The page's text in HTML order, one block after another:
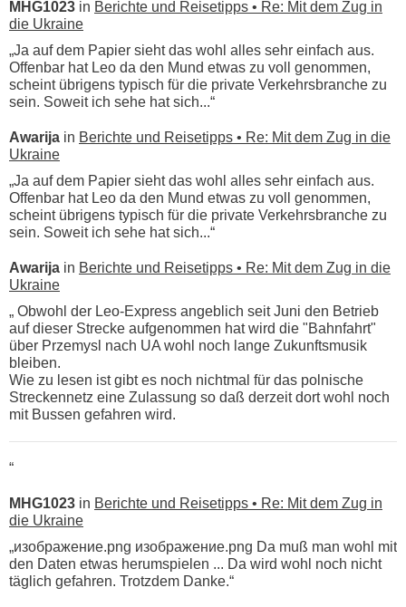
MHG1023 in Berichte und Reisetipps • Re: Mit dem Zug in
die Ukraine
„Ja auf dem Papier sieht das wohl alles sehr einfach aus.
Offenbar hat Leo da den Mund etwas zu voll genommen,
scheint übrigens typisch für die private Verkehrsbranche zu
sein. Soweit ich sehe hat sich...“
Awarija in Berichte und Reisetipps • Re: Mit dem Zug in die
Ukraine
„Ja auf dem Papier sieht das wohl alles sehr einfach aus.
Offenbar hat Leo da den Mund etwas zu voll genommen,
scheint übrigens typisch für die private Verkehrsbranche zu
sein. Soweit ich sehe hat sich...“
Awarija in Berichte und Reisetipps • Re: Mit dem Zug in die
Ukraine
„ Obwohl der Leo-Express angeblich seit Juni den Betrieb
auf dieser Strecke aufgenommen hat wird die "Bahnfahrt"
über Przemysl nach UA wohl noch lange Zukunftsmusik
bleiben.
Wie zu lesen ist gibt es noch nichtmal für das polnische
Streckennetz eine Zulassung so daß derzeit dort wohl noch
mit Bussen gefahren wird.
“
MHG1023 in Berichte und Reisetipps • Re: Mit dem Zug in
die Ukraine
„изображение.png изображение.png Da muß man wohl mit
den Daten etwas herumspielen ... Da wird wohl noch nicht
täglich gefahren. Trotzdem Danke.“